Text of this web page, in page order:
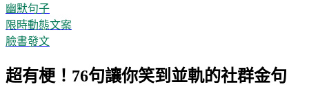
幽默句子
限時動態文案
臉書發文
超有梗！76句讓你笑到並軌的社群金句